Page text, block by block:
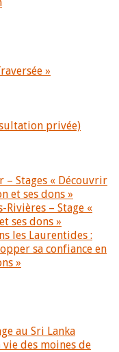
»
privée)
– Stages « Découvrir
et ses dons »
– Stage «
ses dons »
les Laurentides :
sa confiance en
»
au Sri Lanka
des moines de